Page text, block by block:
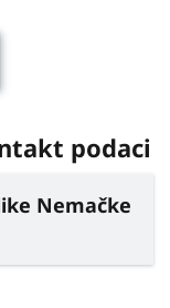
podaci
Nemačke